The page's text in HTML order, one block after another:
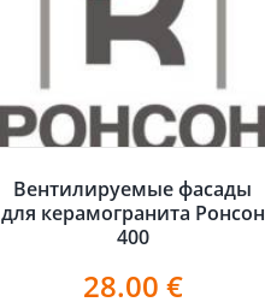
Вентилируемые фасады
для керамогранита Ронсон
400
28.00 €